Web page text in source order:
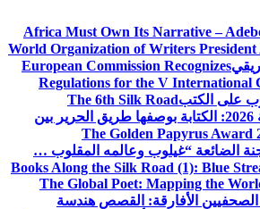
Africa Must Own Its Narrative –
World Organization of Writers President
European Commission Recognizes
Regulations for the V International
على الكتبThe 6th Silk Road
جائزة البردية الذهبية 2026: الكتابة بوصفها طريق الحرير بين
The Golden Papyrus Award
الضائعة “غيلوب وعالمه المقلوب …
Books Along the Silk Road (1): Blue
The Global Poet: Mapping the
الصحفيين الأفارقة: القصص هندسة